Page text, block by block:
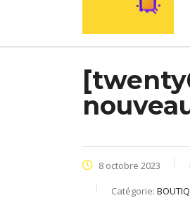
8 octobre 2023
Catégorie: